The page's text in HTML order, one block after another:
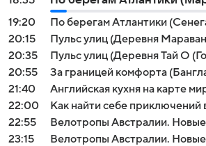
19:20
По берегам Атлантики
20:15
Пульс улиц (Деревня
20:35
Пульс улиц (Деревня Тай О
20:55
За границей комфорта
21:40
Английская кухня на карте
22:00
Как найти себе приключений
22:55
Велотропы Австралии.
23:15
Велотропы Австралии.